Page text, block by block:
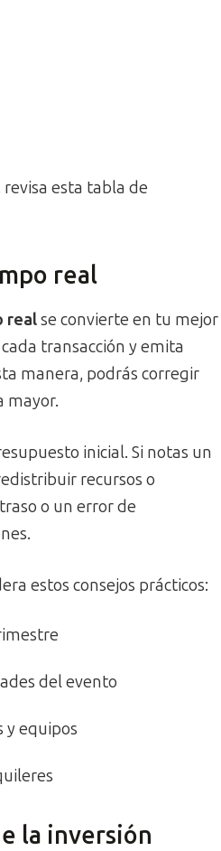
esta tabla de
real
realse convierte en tu mejor
transacción y emita
manera, podrás corregir
mayor.
inicial. Si notas un
recursos o
o un error de
estos consejos prácticos:
del evento
y equipos
la inversión